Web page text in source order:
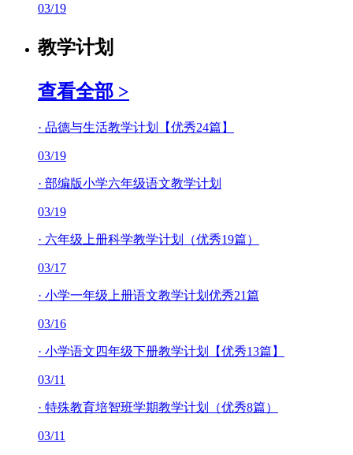
03/19
教学计划
查看全部 >
· 品德与生活教学计划【优秀24篇】
03/19
· 部编版小学六年级语文教学计划
03/19
· 六年级上册科学教学计划（优秀19篇）
03/17
· 小学一年级上册语文教学计划优秀21篇
03/16
· 小学语文四年级下册教学计划【优秀13篇】
03/11
· 特殊教育培智班学期教学计划（优秀8篇）
03/11